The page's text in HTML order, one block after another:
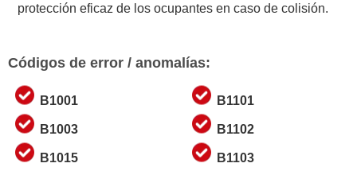
protección eficaz de los ocupantes en caso de colisión.
Códigos de error / anomalías:
B1001
B1003
B1015
B1101
B1102
B1103